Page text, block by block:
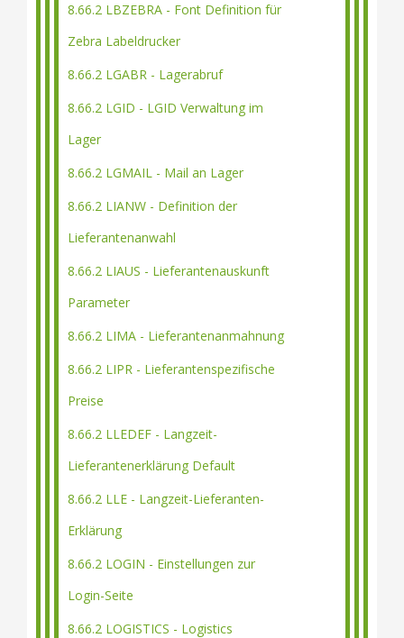
8.66.2 LBZEBRA - Font Definition für
Zebra Labeldrucker
8.66.2 LGABR - Lagerabruf
8.66.2 LGID - LGID Verwaltung im
Lager
8.66.2 LGMAIL - Mail an Lager
8.66.2 LIANW - Definition der
Lieferantenanwahl
8.66.2 LIAUS - Lieferantenauskunft
Parameter
8.66.2 LIMA - Lieferantenanmahnung
8.66.2 LIPR - Lieferantenspezifische
Preise
8.66.2 LLEDEF - Langzeit-
Lieferantenerklärung Default
8.66.2 LLE - Langzeit-Lieferanten-
Erklärung
8.66.2 LOGIN - Einstellungen zur
Login-Seite
8.66.2 LOGISTICS - Logistics